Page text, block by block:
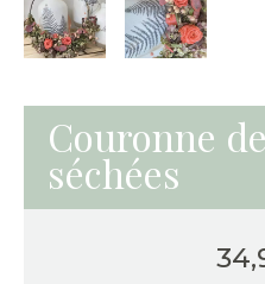
Couronne
séchées